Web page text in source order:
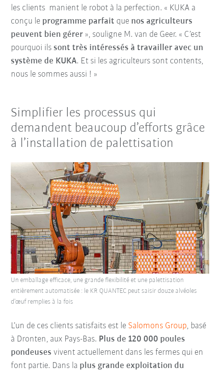
les clients manient le robot à la perfection. « KUKA a
conçu le programme parfait que nos agriculteurs
peuvent bien gérer », souligne M. van de Geer. « C’est
pourquoi ilssont très intéressés à travailler avec un
système de KUKA. Et si les agriculteurs sont contents,
nous le sommes aussi ! »
Simplifier les processus qui
demandent beaucoup d’efforts grâce
à l’installation de palettisation
L’un de ces clients satisfaits est le Salomons Group, basé
à Dronten, aux Pays-Bas. Plus de 120 000 poules
pondeuses vivent actuellement dans les fermes qui en
font partie. Dans la plus grande exploitation du
Un emballage efficace, une grande flexibilité et une palettisation
entièrement automatisée : le KR QUANTEC peut saisir douze alvéoles
d’œuf remplies à la fois